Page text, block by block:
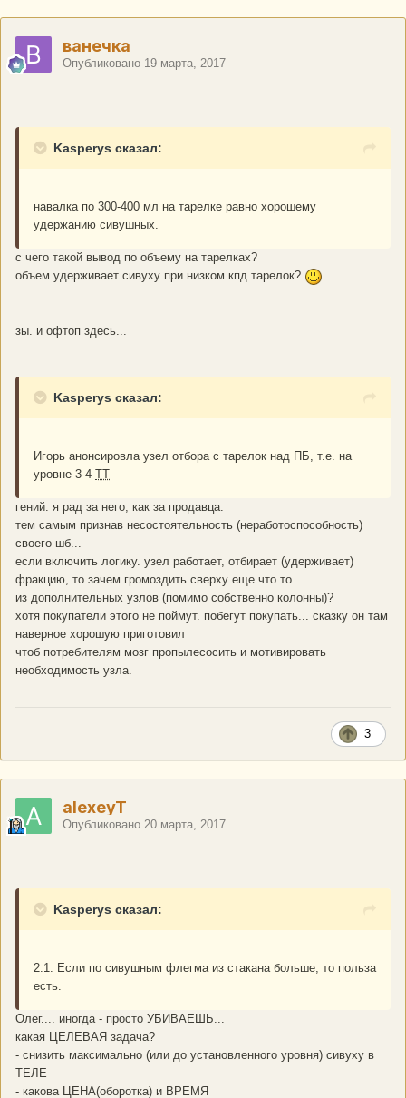
ванечка
Опубликовано 19 марта, 2017
Kasperys сказал:
навалка по 300-400 мл на тарелке равно хорошему
удержанию сивушных.
с чего такой вывод по объему на тарелках?
объем удерживает сивуху при низком кпд тарелок?
зы. и офтоп здесь...
Kasperys сказал:
Игорь анонсировла узел отбора с тарелок над ПБ, т.е. на
уровне 3-4 ТТ
гений. я рад за него, как за продавца.
тем самым признав несостоятельность (неработоспособность)
своего шб...
если включить логику. узел работает, отбирает (удерживает)
фракцию, то зачем громоздить сверху еще что то
из дополнительных узлов (помимо собственно колонны)?
хотя покупатели этого не поймут. побегут покупать... сказку он там
наверное хорошую приготовил
чтоб потребителям мозг пропылесосить и мотивировать
необходимость узла.
3
alexeyT
Опубликовано 20 марта, 2017
Kasperys сказал:
2.1. Если по сивушным флегма из стакана больше, то польза
есть.
Олег.... иногда - просто УБИВАЕШЬ...
какая ЦЕЛЕВАЯ задача?
- снизить максимально (или до установленного уровня) сивуху в
ТЕЛЕ
- какова ЦЕНА(оборотка) и ВРЕМЯ